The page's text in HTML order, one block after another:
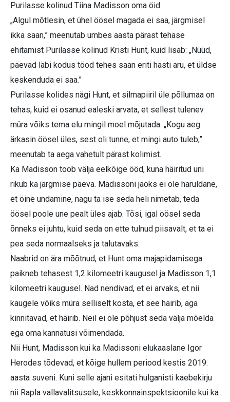
Purilasse kolinud Tiina Madisson oma öid.
„Algul mõtlesin, et ühel öösel magada ei saa, järgmisel
ikka saan,” meenutab umbes aasta pärast tehase
ehitamist Purilasse kolinud Kristi Hunt, kuid lisab: „Nüüd,
päevad läbi kodus tööd tehes saan eriti hästi aru, et üldse
keskenduda ei saa.”
Purilasse kolides nägi Hunt, et silmapiiril üle põllumaa on
tehas, kuid ei osanud ealeski arvata, et sellest tulenev
müra võiks tema elu mingil moel mõjutada. „Kogu aeg
ärkasin öösel üles, sest oli tunne, et mingi auto tuleb,”
meenutab ta aega vahetult pärast kolimist.
Ka Madisson toob välja eelkõige ööd, kuna häiritud uni
rikub ka järgmise päeva. Madissoni jaoks ei ole haruldane,
et öine undamine, nagu ta ise seda heli nimetab, teda
öösel poole une pealt üles ajab. Tõsi, igal öösel seda
õnneks ei juhtu, kuid seda on ette tulnud piisavalt, et ta ei
pea seda normaalseks ja talutavaks.
Naabrid on ära mõõtnud, et Hunt oma majapidamisega
paikneb tehasest 1,2 kilomeetri kaugusel ja Madisson 1,1
kilomeetri kaugusel. Nad nendivad, et ei arvaks, et nii
kaugele võiks müra selliselt kosta, et see häirib, aga
kinnitavad, et häirib. Neil ei ole põhjust seda välja mõelda
ega oma kannatusi võimendada.
Nii Hunt, Madisson kui ka Madissoni elukaaslane Igor
Herodes tõdevad, et kõige hullem periood kestis 2019.
aasta suveni. Kuni selle ajani esitati hulganisti kaebekirju
nii Rapla vallavalitsusele, keskkonnainspektsioonile kui ka